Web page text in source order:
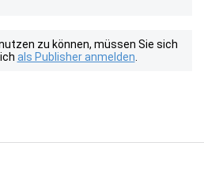
zu können, müssen Sie sich
als Publisher anmelden